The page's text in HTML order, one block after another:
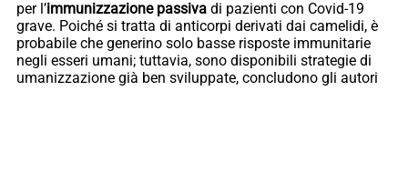
per l’immunizzazione passiva di pazienti con Covid-19
grave. Poiché si tratta di anticorpi derivati ​​dai camelidi, è
probabile che generino solo basse risposte immunitarie
negli esseri umani; tuttavia, sono disponibili strategie di
umanizzazione già ben sviluppate, concludono gli autori